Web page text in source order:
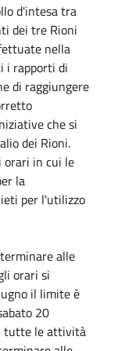
d'intesa tra
dei tre Rioni
nella
i rapporti di
di raggiungere
che si
dei Rioni.
orari in cui le
la
per l'utilizzo
alle
orari si
il limite è
20
tutte le attività